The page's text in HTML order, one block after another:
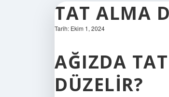
TAT ALMA
Tarih: Ekim 1, 2024
AĞIZDA
DÜZELIR?